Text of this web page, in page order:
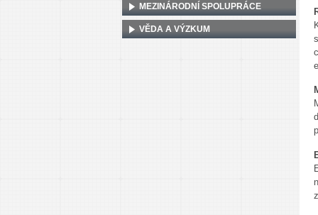
MEZINÁRODNÍ SPOLUPRÁCE
VĚDA A VÝZKUM